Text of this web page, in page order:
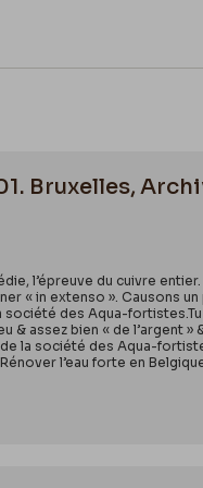
Bruxelles,
l’épreuve du cuivre
« in extenso ». Causons
des Aqua-
& assez bien « de l’argent »
la société des Aqua-
l’eau forte en